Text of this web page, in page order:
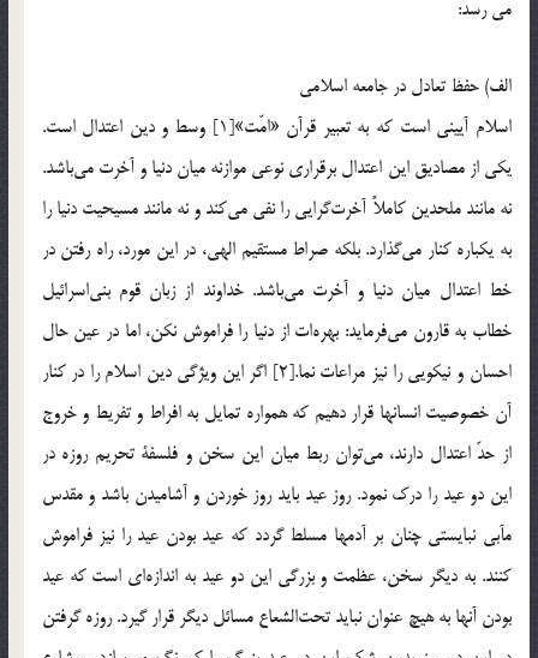
می رسد:
الف) حفظ تعادل در جامعه اسلامي
اسلام آييني است كه به تعبير قرآن «امّت»[1] وسط و دين اعتدال است.
يكي از مصاديق اين اعتدال برقراري نوعي موازنه ميان دنيا و آخرت مي‌باشد.
نه مانند ملحدين كاملاً آخرت‌گرايي را نفي مي‌كند و نه مانند مسيحيت دنيا را
به يكباره كنار مي‌گذارد. بلکه صراط مستقيم الهي، در اين مورد، راه رفتن در
خط اعتدال ميان دنيا و آخرت مي‌باشد. خداوند از زبان قوم بني‌اسرائيل
خطاب به قارون مي‌فرمايد: بهره‌ات از دنيا را فراموش نكن، اما در عين حال
احسان و نيكويي را نيز مراعات نما.[2] اگر اين ويژگي دين اسلام را در كنار
آن خصوصيت انسانها قرار دهيم كه همواره تمايل به افراط و تفريط و خروج
از حدّ اعتدال دارند، مي‌توان ربط ميان اين سخن و فلسفۀ تحريم روزه در
اين دو عيد را درك نمود. روز عيد بايد روز خوردن و آشاميدن باشد و مقدس
مآبي نبايستي چنان بر آدمها مسلط گردد كه عيد بودن عيد را نيز فراموش
كنند. به ديگر سخن، عظمت و بزرگي اين دو عيد به اندازه‌اي است كه عيد
بودن آنها به هيچ عنوان نبايد تحت‌الشعاع مسائل ديگر قرار گيرد. روزه گرفتن